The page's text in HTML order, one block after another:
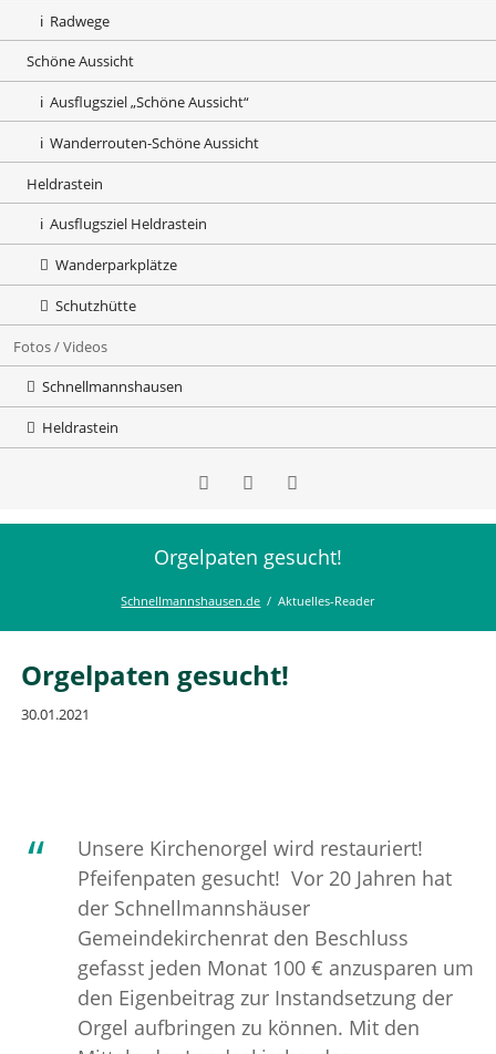
Radwege
Schöne Aussicht
Ausflugsziel „Schöne Aussicht“
Wanderrouten-Schöne Aussicht
Heldrastein
Ausflugsziel Heldrastein
Wanderparkplätze
Schutzhütte
Fotos / Videos
Schnellmannshausen
Heldrastein
InstaagramFacebookYoutube
Orgelpaten gesucht!
Schnellmannshausen.de Aktuelles-Reader
Orgelpaten gesucht!
30.01.2021
Unsere Kirchenorgel wird restauriert!
Pfeifenpaten gesucht! Vor 20 Jahren hat
der Schnellmannshäuser
Gemeindekirchenrat den Beschluss
gefasst jeden Monat 100 € anzusparen um
den Eigenbeitrag zur Instandsetzung der
Orgel aufbringen zu können. Mit den